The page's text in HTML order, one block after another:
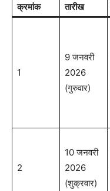
क्रमांक तारीख
1
9 जनवरी
2026
(गुरुवार)
2
10 जनवरी
2026
(शुक्रवार)